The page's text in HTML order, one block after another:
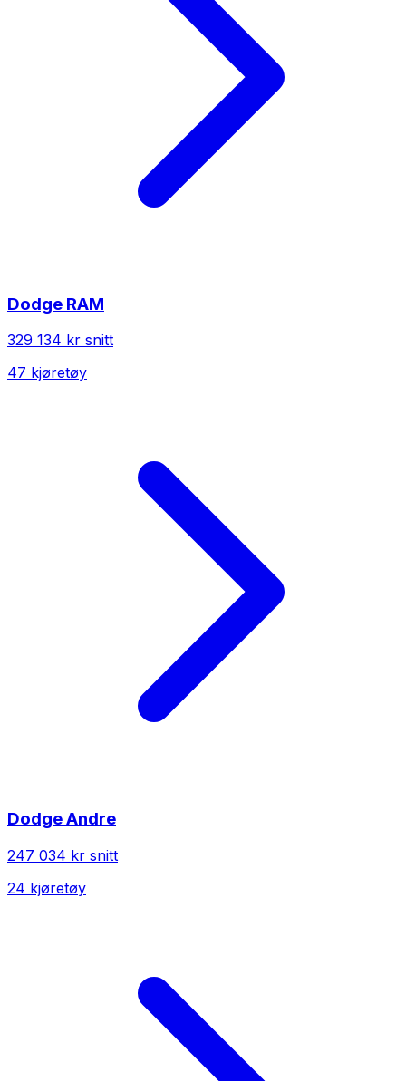
Dodge RAM
329 134 kr snitt
47 kjøretøy
DodgeAndre
247 034 kr snitt
24 kjøretøy